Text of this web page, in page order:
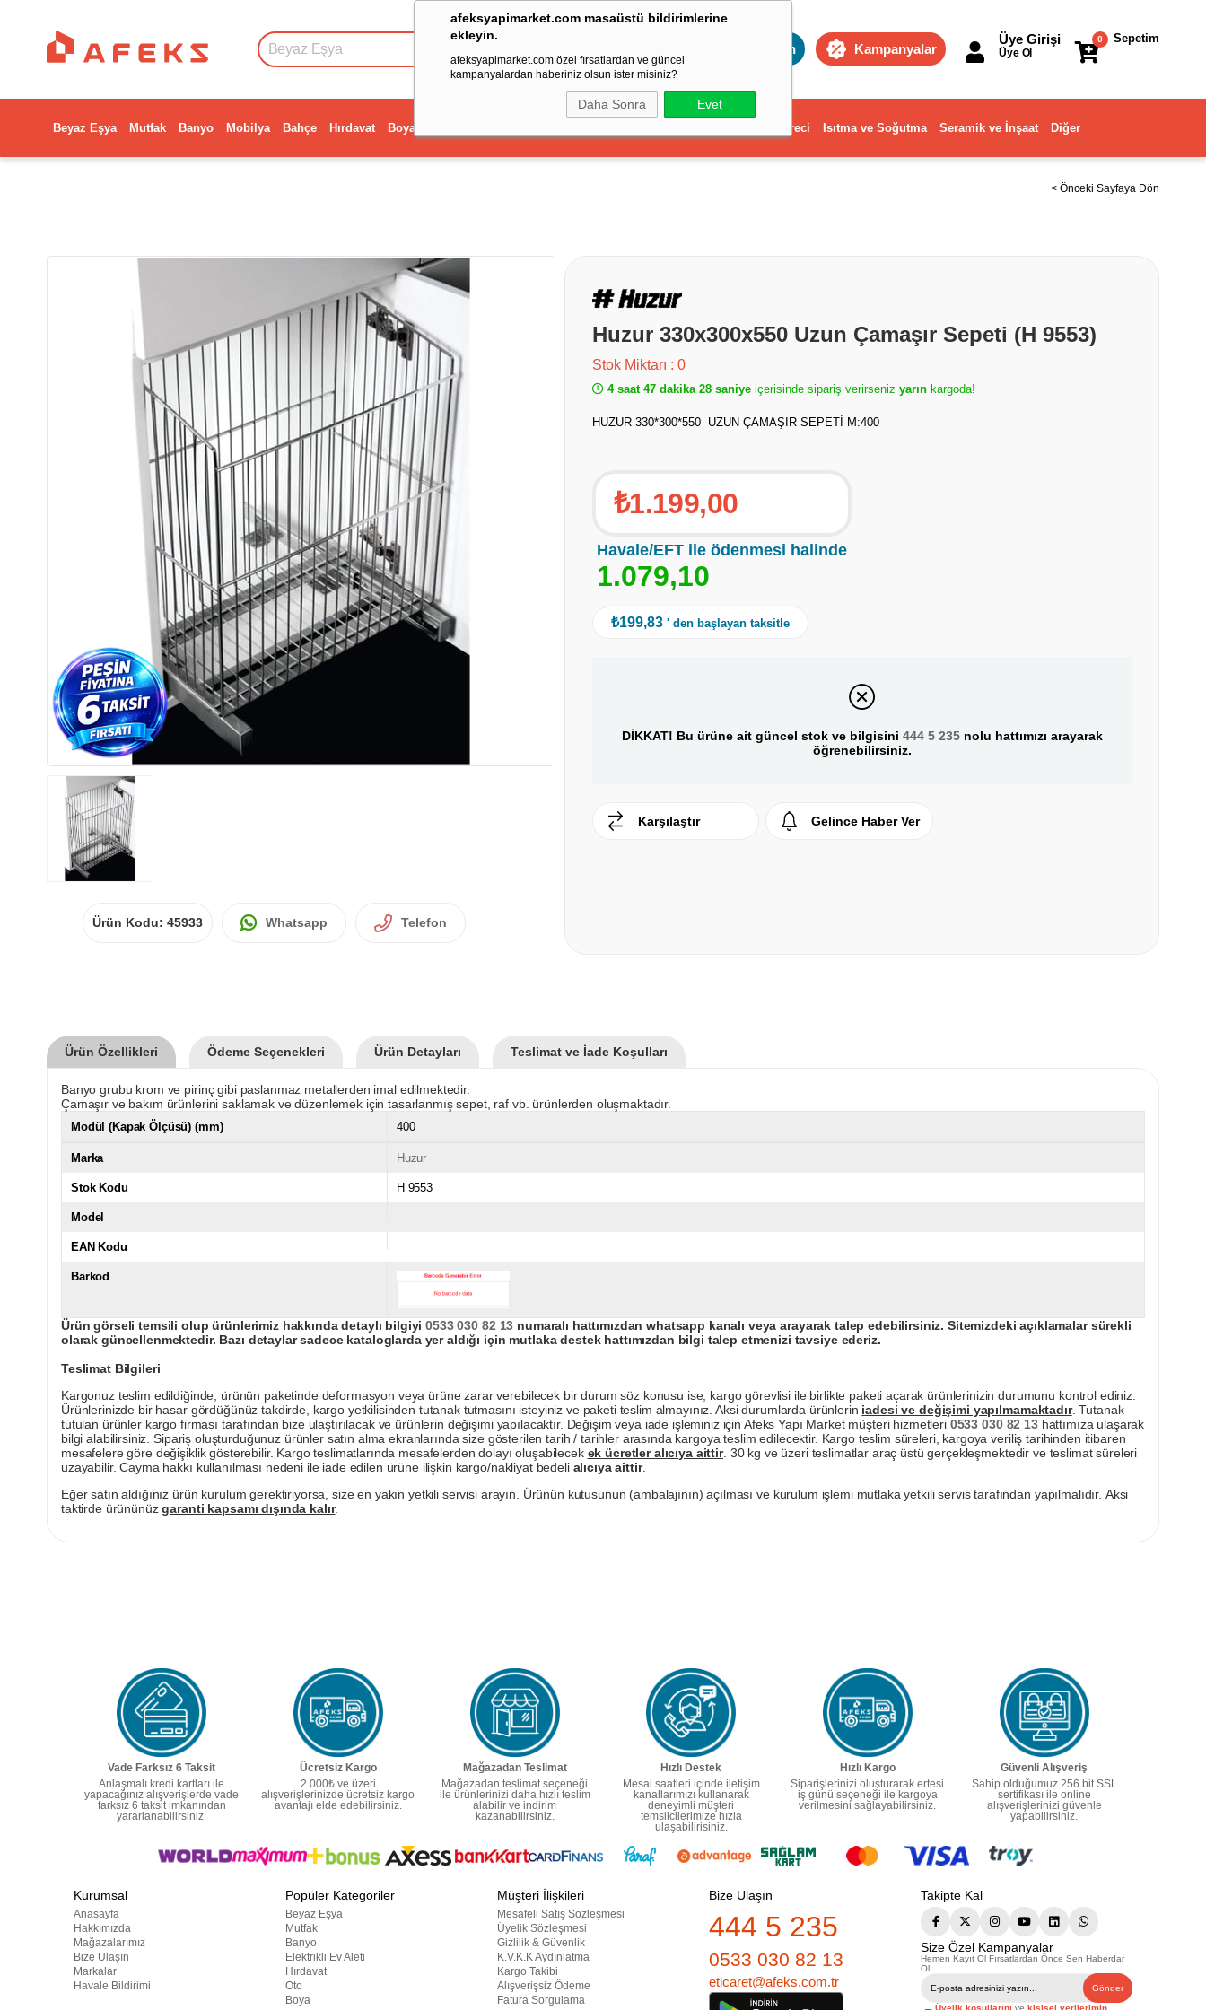
afeksyapimarket.com masaüstü bildirimlerine
ekleyin.
afeksyapimarket.com özel fırsatlardan ve güncel
kampanyalardan haberiniz olsun ister misiniz?
Daha Sonra Evet
Toptan Kampanyalar
Sepetim
0
Üye Girişi
Üye Ol
Beyaz Eşya Mutfak Banyo Mobilya Bahçe Hırdavat Boya Dekorasyon ve Ev Gereci Isıtma ve Soğutma Seramik ve İnşaat Diğer
< Önceki Sayfaya Dön
Ürün Kodu: 45933 Whatsapp Telefon
Huzur 330x300x550 Uzun Çamaşır Sepeti (H 9553)
Stok Miktarı : 0
4 saat 47 dakika 28 saniye içerisinde sipariş verirseniz yarın kargoda!
HUZUR 330*300*550 UZUN ÇAMAŞIR SEPETİ M:400
₺1.199,00
Havale/EFT ile ödenmesi halinde
1.079,10
₺199,83 ' den başlayan taksitle
DİKKAT! Bu ürüne ait güncel stok ve bilgisini 444 5 235nolu hattımızı arayarak
öğrenebilirsiniz.
Karşılaştır Gelince Haber Ver
Ürün Özellikleri Ödeme Seçenekleri Ürün Detayları Teslimat ve İade Koşulları
Banyo grubu krom ve pirinç gibi paslanmaz metallerden imal edilmektedir.
Çamaşır ve bakım ürünlerini saklamak ve düzenlemek için tasarlanmış sepet, raf vb. ürünlerden oluşmaktadır.
Modül (Kapak Ölçüsü) (mm) 400
Marka Huzur
Stok Kodu H 9553
Model
EAN Kodu
Barkod
Ürün görseli temsili olup ürünlerimiz hakkında detaylı bilgiyi0533 030 82 13 numaralı hattımızdan whatsapp kanalı veya arayarak talep edebilirsiniz. Sitemizdeki açıklamalar sürekli
olarak güncellenmektedir. Bazı detaylar sadece kataloglarda yer aldığı için mutlaka destek hattımızdan bilgi talep etmenizi tavsiye ederiz.
Teslimat Bilgileri
Kargonuz teslim edildiğinde, ürünün paketinde deformasyon veya ürüne zarar verebilecek bir durum söz konusu ise, kargo görevlisi ile birlikte paketi açarak ürünlerinizin durumunu kontrol ediniz.
Ürünlerinizde bir hasar gördüğünüz takdirde, kargo yetkilisinden tutanak tutmasını isteyiniz ve paketi teslim almayınız. Aksi durumlarda ürünlerin iadesi ve değişimi yapılmamaktadır. Tutanak
tutulan ürünler kargo firması tarafından bize ulaştırılacak ve ürünlerin değişimi yapılacaktır. Değişim veya iade işleminiz için Afeks Yapı Market müşteri hizmetleri 0533 030 82 13hattımıza ulaşarak
bilgi alabilirsiniz. Sipariş oluşturduğunuz ürünler satın alma ekranlarında size gösterilen tarih / tarihler arasında kargoya teslim edilecektir. Kargo teslim süreleri, kargoya veriliş tarihinden itibaren
mesafelere göre değişiklik gösterebilir. Kargo teslimatlarında mesafelerden dolayı oluşabilecek ek ücretler alıcıya aittir. 30 kg ve üzeri teslimatlar araç üstü gerçekleşmektedir ve teslimat süreleri
uzayabilir. Cayma hakkı kullanılması nedeni ile iade edilen ürüne ilişkin kargo/nakliyat bedeli alıcıya aittir.
Eğer satın aldığınız ürün kurulum gerektiriyorsa, size en yakın yetkili servisi arayın. Ürünün kutusunun (ambalajının) açılması ve kurulum işlemi mutlaka yetkili servis tarafından yapılmalıdır. Aksi
taktirde ürününüzgaranti kapsamı dışında kalır.
Vade Farksız 6 Taksit
Anlaşmalı kredi kartları ile
yapacağınız alışverişlerde vade
farksız 6 taksit imkanından
yararlanabilirsiniz.
Ücretsiz Kargo
2.000₺ ve üzeri
alışverişlerinizde ücretsiz kargo
avantajı elde edebilirsiniz.
Mağazadan Teslimat
Mağazadan teslimat seçeneği
ile ürünlerinizi daha hızlı teslim
alabilir ve indirim
kazanabilirsiniz.
Hızlı Destek
Mesai saatleri içinde iletişim
kanallarımızı kullanarak
deneyimli müşteri
temsilcilerimize hızla
ulaşabilirisiniz.
Hızlı Kargo
Siparişlerinizi oluşturarak ertesi
iş günü seçeneği ile kargoya
verilmesini sağlayabilirsiniz.
Güvenli Alışveriş
Sahip olduğumuz 256 bit SSL
sertifikası ile online
alışverişlerinizi güvenle
yapabilirsiniz.
Kurumsal
Anasayfa
Hakkımızda
Mağazalarımız
Bize Ulaşın
Markalar
Havale Bildirimi
Popüler Kategoriler
Beyaz Eşya
Mutfak
Banyo
Elektrikli Ev Aleti
Hırdavat
Oto
Boya
Müşteri İlişkileri
Mesafeli Satış Sözleşmesi
Üyelik Sözleşmesi
Gizlilik & Güvenlik
K.V.K.K Aydınlatma
Kargo Takibi
Alışverişsiz Ödeme
Fatura Sorgulama
Bize Ulaşın
444 5 235
0533 030 82 13
eticaret@afeks.com.tr
Takipte Kal
Size Özel Kampanyalar
Hemen Kayıt Ol Fırsatlardan Önce Sen Haberdar
Ol!
Gönder